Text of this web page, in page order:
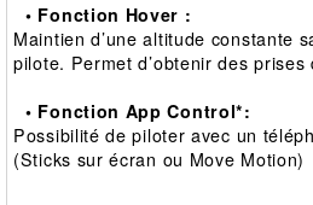
• Fonction Hover :
Maintien d’une altitude constante
pilote. Permet d’obtenir des prises
• Fonction App Control*:
Possibilité de piloter avec un
(Sticks sur écran ou Move Motion)